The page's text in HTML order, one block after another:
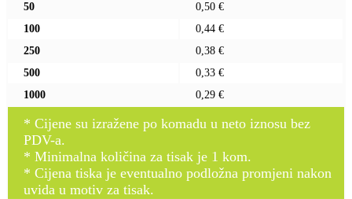
50
0,50 €
100
0,44 €
250
0,38 €
500
0,33 €
1000
0,29 €
* Cijene su izražene po komadu u neto iznosu bez
PDV-a.
* Minimalna količina za tisak je 1 kom.
* Cijena tiska je eventualno podložna promjeni nakon
uvida u motiv za tisak.